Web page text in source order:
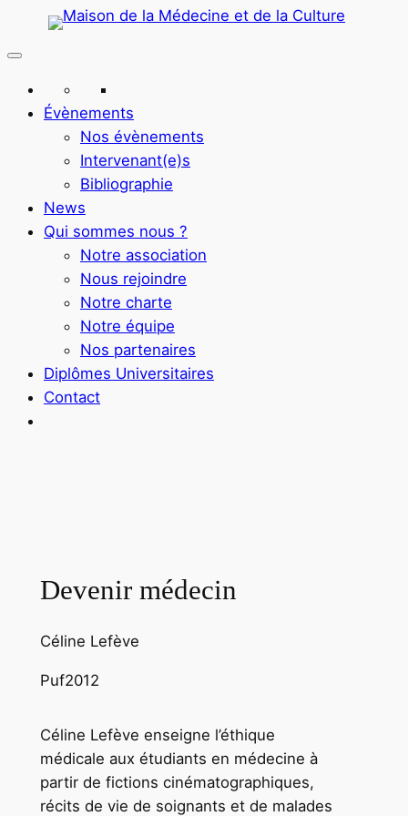
Évènements
Nos évènements
Intervenant(e)s
Bibliographie
News
Qui sommes nous ?
Notre association
Nous rejoindre
Notre charte
Notre équipe
Nos partenaires
Diplômes Universitaires
Contact
Devenir médecin
Céline Lefève
Puf2012
Céline Lefève enseigne l’éthique
médicale aux étudiants en médecine à
partir de fictions cinématographiques,
récits de vie de soignants et de malades